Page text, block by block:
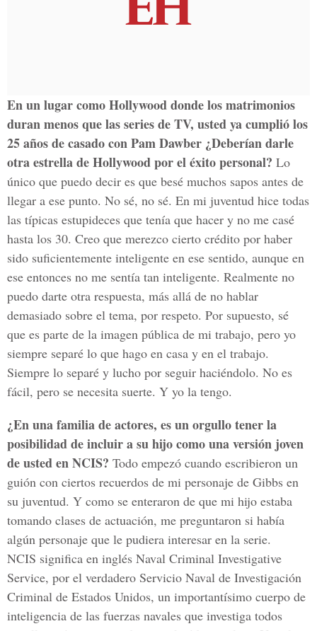
En un lugar como Hollywood donde los matrimonios
duran menos que las series de TV, usted ya cumplió los
25 años de casado con Pam Dawber ¿Deberían darle
otra estrella de Hollywood por el éxito personal? Lo
único que puedo decir es que besé muchos sapos antes de
llegar a ese punto. No sé, no sé. En mi juventud hice todas
las típicas estupideces que tenía que hacer y no me casé
hasta los 30. Creo que merezco cierto crédito por haber
sido suficientemente inteligente en ese sentido, aunque en
ese entonces no me sentía tan inteligente. Realmente no
puedo darte otra respuesta, más allá de no hablar
demasiado sobre el tema, por respeto. Por supuesto, sé
que es parte de la imagen pública de mi trabajo, pero yo
siempre separé lo que hago en casa y en el trabajo.
Siempre lo separé y lucho por seguir haciéndolo. No es
fácil, pero se necesita suerte. Y yo la tengo.
¿En una familia de actores, es un orgullo tener la
posibilidad de incluir a su hijo como una versión joven
de usted en NCIS? Todo empezó cuando escribieron un
guión con ciertos recuerdos de mi personaje de Gibbs en
su juventud. Y como se enteraron de que mi hijo estaba
tomando clases de actuación, me preguntaron si había
algún personaje que le pudiera interesar en la serie.
NCIS significa en inglés Naval Criminal Investigative
Service, por el verdadero Servicio Naval de Investigación
Criminal de Estados Unidos, un importantísimo cuerpo de
inteligencia de las fuerzas navales que investiga todos